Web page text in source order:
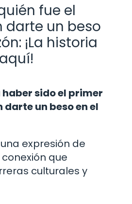
fue el
darte un beso
¡La historia
sido el primer
darte un beso en el
expresión de
que
culturales y